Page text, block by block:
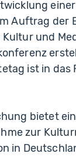
Auftrag der
und
ist in das
bietet
zur
in